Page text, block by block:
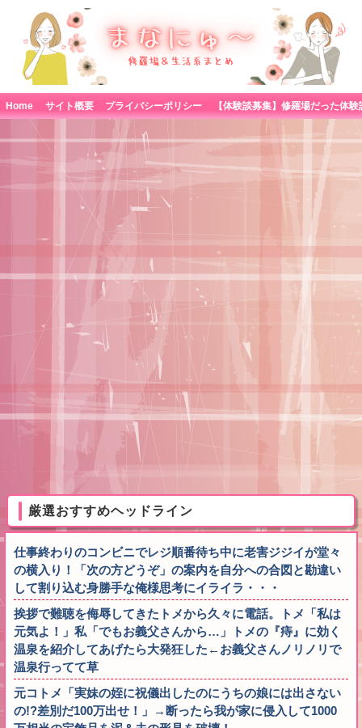
Home サイト概要 プライバシーポリシー
厳選おすすめヘッドライン
仕事終わりのコンビニでレジ順番待ち中に老害ジジイが堂々
の横入り！「次の方どうぞ」の案内を自分への合図と勘違い
して割り込む身勝手な俺様思考にイライラ・・・
挨拶で難聴を侮辱してきたトメから久々に電話。トメ「私は
元気よ！」私「でもお義父さんから…」トメの『痔』に効く
温泉を紹介してあげたら大発狂した←お義父さんノリノリで
温泉行ってて草
元コトメ「実妹の姪に祝儀出したのにうちの娘には出さない
の!?差別だ100万出せ！」→断ったら我が家に侵入して1000